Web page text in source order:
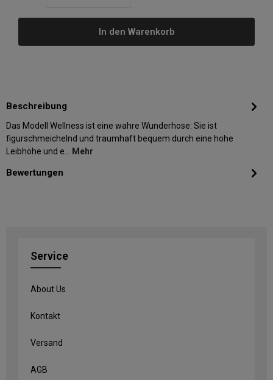
In den Warenkorb
Beschreibung
Das Modell Wellness ist eine wahre Wunderhose: Sie ist
figurschmeichelnd und traumhaft bequem durch eine hohe
Leibhöhe und e… Mehr
Bewertungen
Service
About Us
Kontakt
Versand
AGB